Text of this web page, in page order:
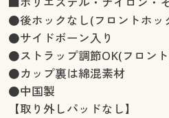
●後ホックなし(フロントホッ
●サイドボーン入り
●ストラップ調節OK(フロン
●カップ裏は綿混素材
●中国製
【取り外しパッドなし】